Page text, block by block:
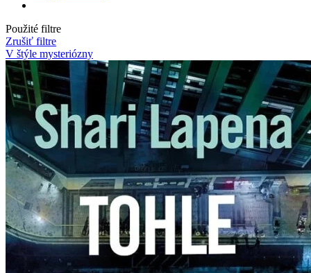
Použité filtre
Zrušiť filtre
V štýle mysteriózny